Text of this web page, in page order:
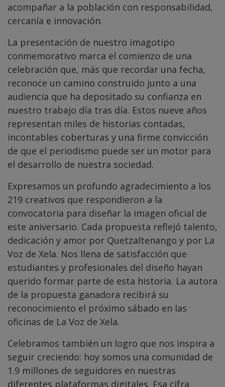
acompañar a la población con responsabilidad,
cercanía e innovación.
La presentación de nuestro imagotipo
conmemorativo marca el comienzo de una
celebración que, más que recordar una fecha,
reconoce un camino construido junto a una
audiencia que ha depositado su confianza en
nuestro trabajo día tras día. Estos nueve años
representan miles de historias contadas,
incontables coberturas y una firme convicción
de que el periodismo puede ser un motor para
el desarrollo de nuestra sociedad.
Expresamos un profundo agradecimiento a los
219 creativos que respondieron a la
convocatoria para diseñar la imagen oficial de
este aniversario. Cada propuesta reflejó talento,
dedicación y amor por Quetzaltenango y por La
Voz de Xela. Nos llena de satisfacción que
estudiantes y profesionales del diseño hayan
querido formar parte de esta historia. La autora
de la propuesta ganadora recibirá su
reconocimiento el próximo sábado en las
oficinas de La Voz de Xela.
Celebramos también un logro que nos inspira a
seguir creciendo: hoy somos una comunidad de
1.9 millones de seguidores en nuestras
diferentes plataformas digitales. Esa cifra